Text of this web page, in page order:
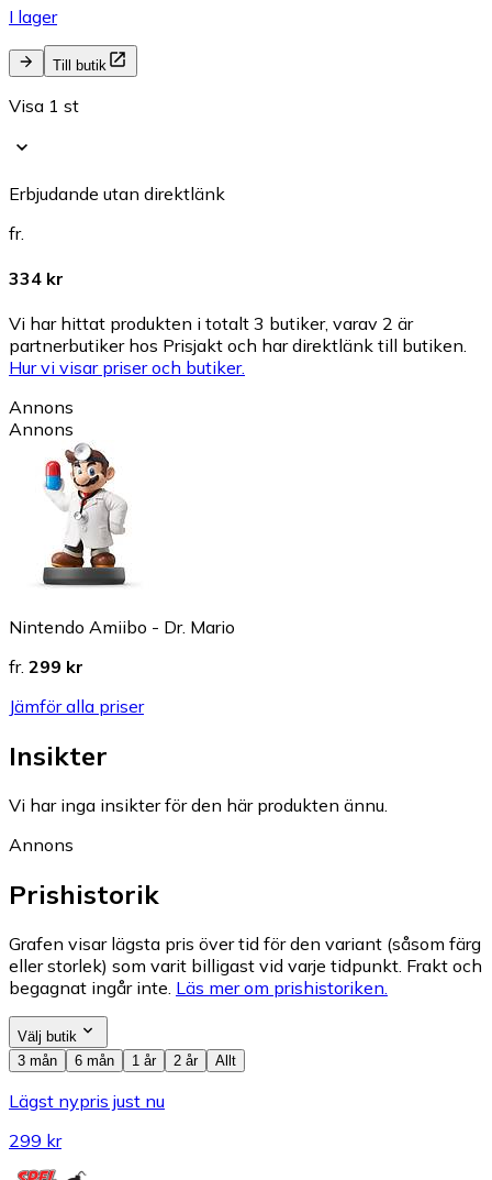
I lager
Till butik
Visa 1 st
Erbjudande utan direktlänk
fr.
334 kr
Vi har hittat produkten i totalt 3 butiker, varav 2 är
partnerbutiker hos Prisjakt och har direktlänk till butiken.
Hur vi visar priser och butiker.
Annons
Annons
Nintendo Amiibo - Dr. Mario
fr. 299 kr
Jämför alla priser
Insikter
Vi har inga insikter för den här produkten ännu.
Annons
Prishistorik
Grafen visar lägsta pris över tid för den variant (såsom färg
eller storlek) som varit billigast vid varje tidpunkt. Frakt och
begagnat ingår inte. Läs mer om prishistoriken.
Välj butik
3 mån
6 mån 1 år 2 år Allt
Lägst nypris just nu
299 kr